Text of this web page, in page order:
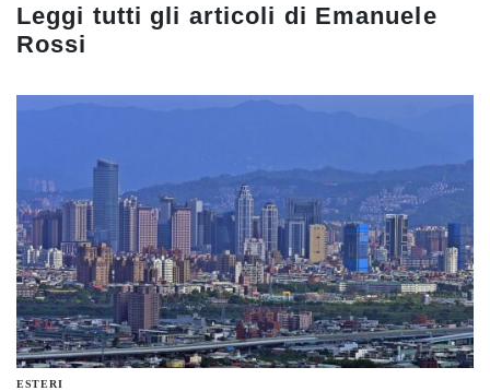
Leggi tutti gli articoli di Emanuele
Rossi
ESTERI